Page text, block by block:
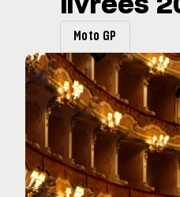
club spécial dans
livrées
Moto GP